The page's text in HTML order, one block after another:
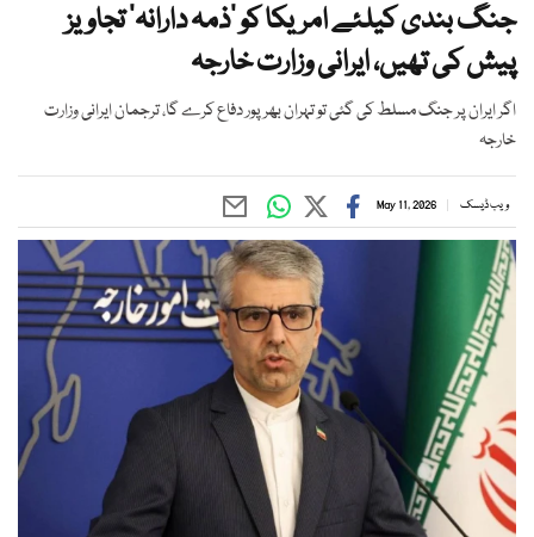
جنگ بندی کیلئے امریکا کو ’ذمہ دارانہ‘ تجاویز
پیش کی تھیں، ایرانی وزارت خارجہ
اگر ایران پر جنگ مسلط کی گئی تو تہران بھرپور دفاع کرے گا، ترجمان ایرانی وزارت
خارجہ
ویب ڈیسک May 11, 2026